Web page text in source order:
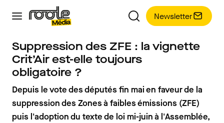
Newsletter
Suppression des ZFE : la vignette
Crit’Air est-elle toujours
obligatoire ?
Depuis le vote des députés fin mai en faveur de la
suppression des Zones à faibles émissions (ZFE)
puis l'adoption du texte de loi mi-juin à l'Assemblée,